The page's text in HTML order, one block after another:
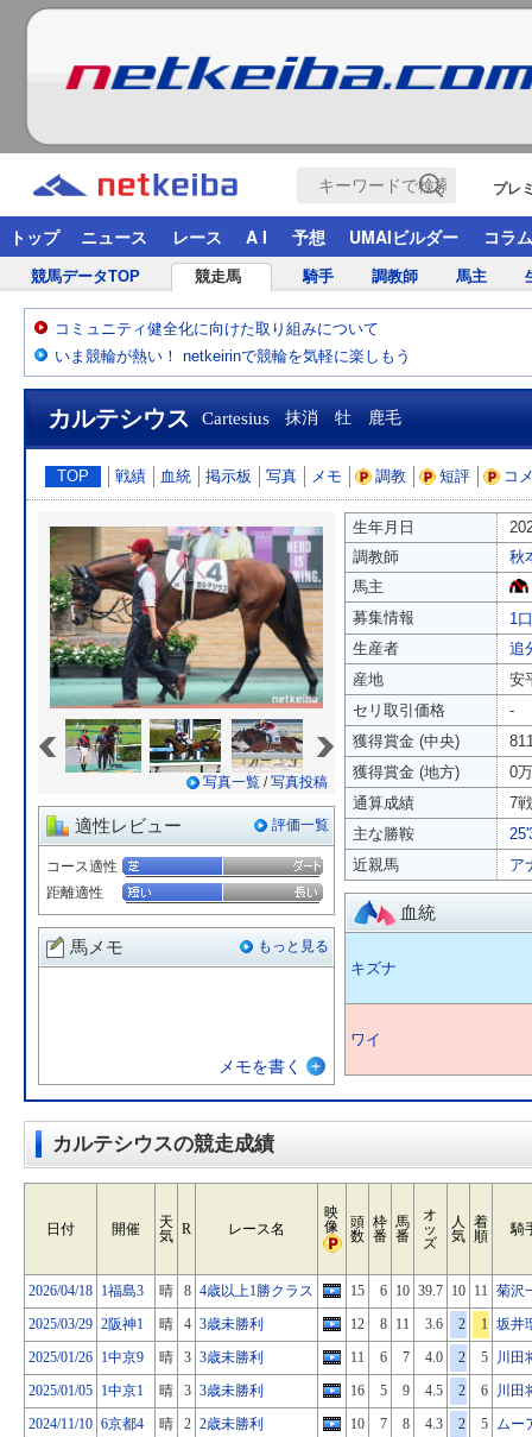
プレ
トップ ニュース レース A I 予想 UMAIビルダー コラム
競馬データTOP 競走馬 騎手 調教師 馬主
コミュニティ健全化に向けた取り組みについて
いま競輪が熱い！ netkeirinで競輪を気軽に楽しもう
カルテシウス Cartesius 抹消 牡 鹿毛
TOP 戦績 血統 掲示板 写真 メモ 調教 短評 コ
写真一覧 /写真投稿
適性レビュー 評価一覧
コース適性
距離適性
馬メモ もっと見る
メモを書く
生年月日
調教師
秋
馬主
募集情報
1
生産者
追
産地
安
セリ取引価格
-
獲得賞金 (中央)
獲得賞金 (地方)
0
通算成績
7
主な勝鞍
近親馬
ア
血統
キズナ
ワイ
カルテシウスの競走成績
日付 開催
天
気 R レース名
映
像
頭
数
枠
番
馬
番
オ
ッ
ズ
人
気
着
順
騎
2026/04/18 1福島3 晴 8 4歳以上1勝クラス 15 6 10 39.7 10 11 菊沢
2025/03/29 2阪神1 晴 4 3歳未勝利 12 8 11 3.6 2 1 坂井
2025/01/26 1中京9 晴 3 3歳未勝利 11 6 7 4.0 2 5
川田
2025/01/05 1中京1 晴 3 3歳未勝利 16 5 9 4.5 2 6
川田
2024/11/10 6京都4 晴 2 2歳未勝利 10 7 8 4.3 2 5 ムー